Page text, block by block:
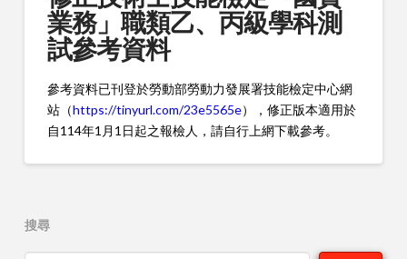
業務」職類乙、丙級學科測
試參考資料
參考資料已刊登於勞動部勞動力發展署技能檢定中心網
站（https://tinyurl.com/23e5565e），修正版本適用於
自114年1月1日起之報檢人，請自行上網下載參考。
搜尋